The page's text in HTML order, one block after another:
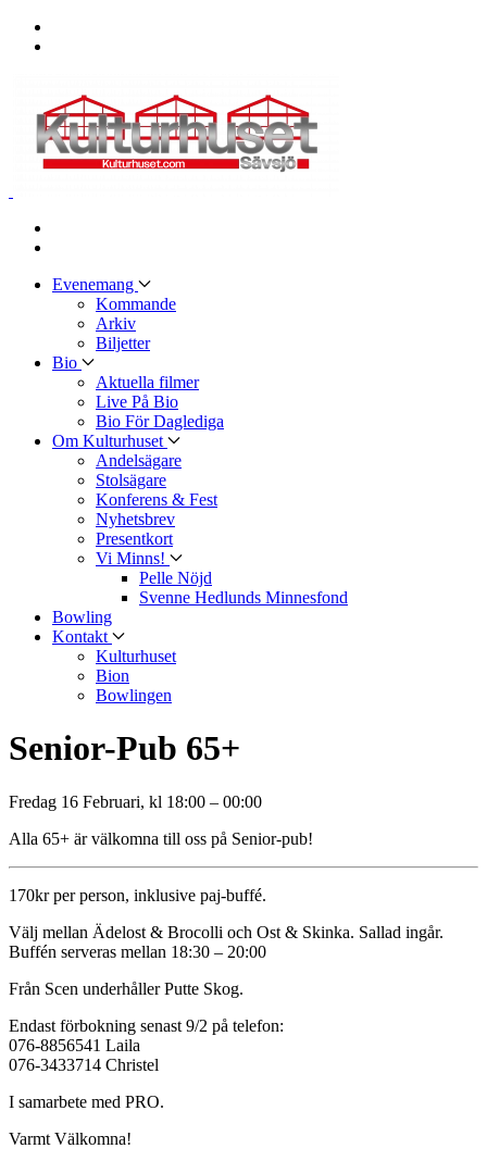
Evenemang
Kommande
Arkiv
Biljetter
Bio
Aktuella filmer
Live På Bio
Bio För Daglediga
Om Kulturhuset
Andelsägare
Stolsägare
Konferens & Fest
Nyhetsbrev
Presentkort
Vi Minns!
Pelle Nöjd
Svenne Hedlunds Minnesfond
Bowling
Kontakt
Kulturhuset
Bion
Bowlingen
Senior-Pub 65+
Fredag 16 Februari, kl 18:00 – 00:00
Alla 65+ är välkomna till oss på Senior-pub!
170kr per person, inklusive paj-buffé.
Välj mellan Ädelost & Brocolli och Ost & Skinka. Sallad ingår.
Buffén serveras mellan 18:30 – 20:00
Från Scen underhåller Putte Skog.
Endast förbokning senast 9/2 på telefon:
076-8856541 Laila
076-3433714 Christel
I samarbete med PRO.
Varmt Välkomna!